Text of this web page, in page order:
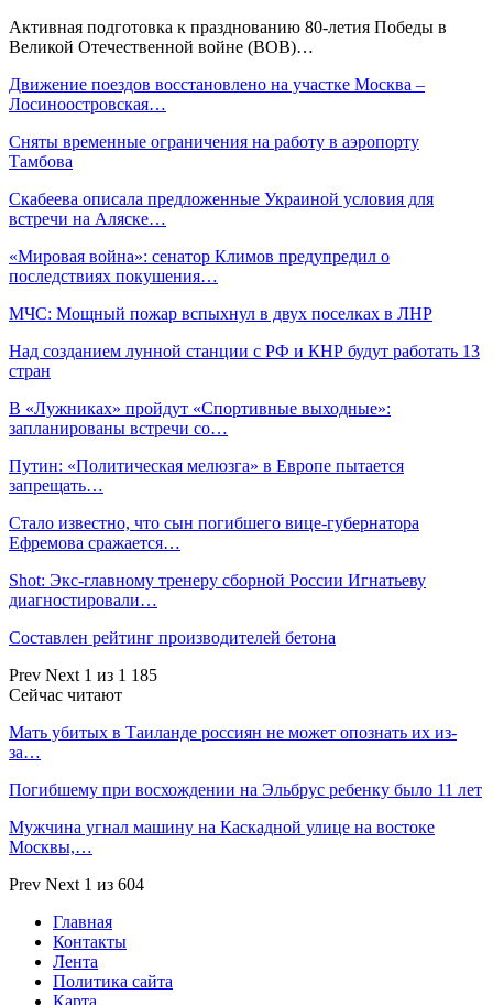
Активная подготовка к празднованию 80-летия Победы в
Великой Отечественной войне (ВОВ)…
Движение поездов восстановлено на участке Москва –
Лосиноостровская…
Сняты временные ограничения на работу в аэропорту
Тамбова
Скабеева описала предложенные Украиной условия для
встречи на Аляске…
«Мировая война»: сенатор Климов предупредил о
последствиях покушения…
МЧС: Мощный пожар вспыхнул в двух поселках в ЛНР
Над созданием лунной станции с РФ и КНР будут работать 13
стран
В «Лужниках» пройдут «Спортивные выходные»:
запланированы встречи со…
Путин: «Политическая мелюзга» в Европе пытается
запрещать…
Стало известно, что сын погибшего вице-губернатора
Ефремова сражается…
Shot: Экс-главному тренеру сборной России Игнатьеву
диагностировали…
Составлен рейтинг производителей бетона
Prev Next 1 из 1 185
Сейчас читают
Мать убитых в Таиланде россиян не может опознать их из-
за…
Погибшему при восхождении на Эльбрус ребенку было 11 лет
Мужчина угнал машину на Каскадной улице на востоке
Москвы,…
Prev Next 1 из 604
Главная
Контакты
Лента
Политика сайта
Карта